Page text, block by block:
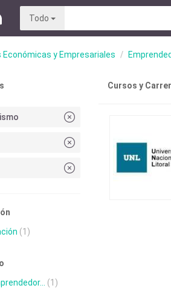
Todo
Económicas y Empresariales
(1)
(1)
Cursos y